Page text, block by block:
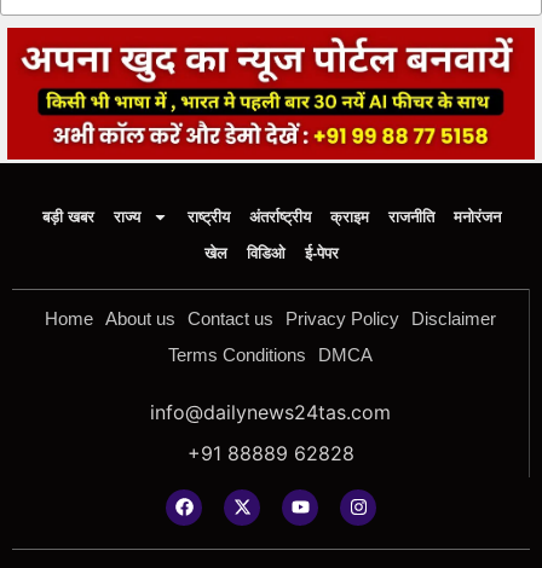
बड़ी खबर राज्य राष्ट्रीय अंतर्राष्ट्रीय क्राइम राजनीति
मनोरंजन
खेल
विडिओ ई-पेपर
Home About us Contact us Privacy Policy
Disclaimer
Terms Conditions
DMCA
info@dailynews24tas.com
+91 88889 62828